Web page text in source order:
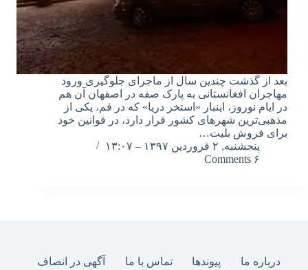
بعد از گذشت چندین سال از ماجرای جلوگیری ورود
مهاجران افغانستانی به پارک صفه در اصفهان آن هم
در ایام نوروز، اینبار «استخر دریا» که در قم، یکی از
مذهبی‌ترین شهرهای کشور قرار دارد، در قوانین خود
برای فروش بلیت…
پنجشنبه, ۲ فروردین ۱۳۹۷ – ۱۳:۰۷
۶ Comments
درباره ما پیوندها تماس با ما
آگهی در انصاف